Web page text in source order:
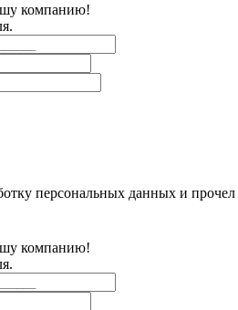
компанию!
персональных данных и прочел
компанию!